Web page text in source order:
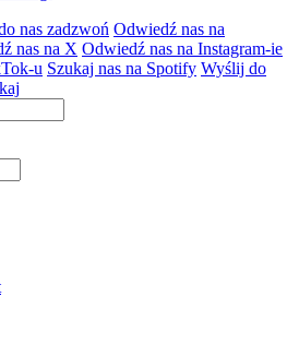
nas zadzwoń Odwiedź nas na
nas na X Odwiedź nas na Instagram-ie
u Szukaj nas na Spotify Wyślij do